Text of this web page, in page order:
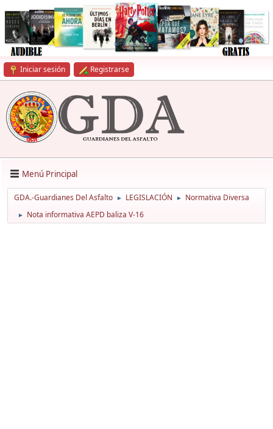
Iniciar sesión Registrarse
Menú Principal
GDA.-Guardianes Del Asfalto ► LEGISLACIÓN ► Normativa Diversa
► Nota informativa AEPD baliza V-16